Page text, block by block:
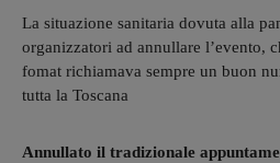
La situazione sanitaria dovuta alla
organizzatori ad annullare l’evento,
fomat richiamava sempre un buon
tutta la Toscana
Annullato il tradizionale